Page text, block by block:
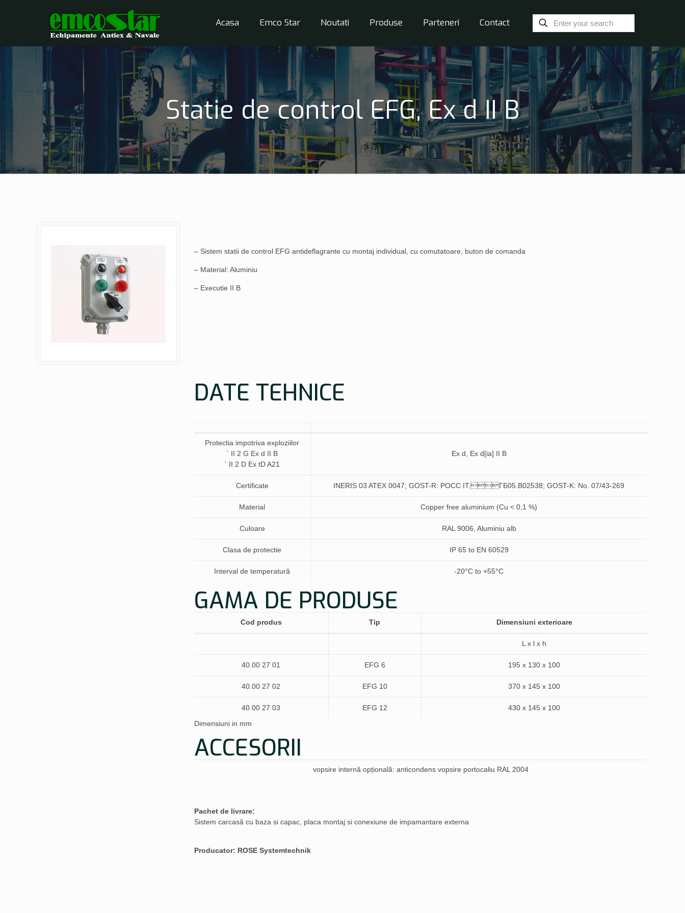
Acasa Emco Star Noutati Produse Parteneri Contact
Statie de control EFG, Ex d II B
– Sistem statii de control EFG antideflagrante cu montaj individual, cu comutatoare, buton de comanda
– Material: Aluminiu
– Executie II B
DATE TEHNICE
Protectia impotriva exploziilor
` II 2 G Ex d II B
` II 2 D Ex tD A21
Ex d, Ex d[ia] II B
Certificate INERIS 03 ATEX 0047; GOST-R: POCC IT.ГБ05.B02538; GOST-K: No. 07/43-269
Material Copper free aluminium (Cu < 0,1 %)
Culoare RAL 9006, Aluminiu alb
Clasa de protectie IP 65 to EN 60529
Interval de temperatură -20°C to +55°C
GAMA DE PRODUSE
Cod produs Tip Dimensiuni exterioare
L x l x h
40.00 27 01 EFG 6 195 x 130 x 100
40.00 27 02 EFG 10 370 x 145 x 100
40.00 27 03 EFG 12
430 x 145 x 100
Dimensiuni in mm
ACCESORII
vopsire internă opțională: anticondens vopsire portocaliu RAL 2004
Pachet de livrare:
Sistem carcasă cu baza si capac, placa montaj si conexiune de impamantare externa
Producator: ROSE Systemtechnik